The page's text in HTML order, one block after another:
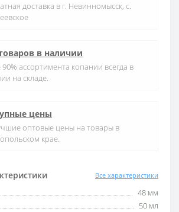
Все характеристики
48 мм
50 мл
доставка в г. Невинномысск, с.
в наличии
90% ассортимента копании всегда в
на складе.
цены
оптовые цены на товары в
крае.